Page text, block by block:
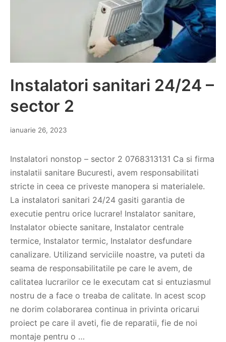
Instalatori sanitari 24/24 –
sector 2
ianuarie 26, 2023
Instalatori nonstop – sector 2 0768313131 Ca si firma
instalatii sanitare Bucuresti, avem responsabilitati
stricte in ceea ce priveste manopera si materialele.
La instalatori sanitari 24/24 gasiti garantia de
executie pentru orice lucrare! Instalator sanitare,
Instalator obiecte sanitare, Instalator centrale
termice, Instalator termic, Instalator desfundare
canalizare. Utilizand serviciile noastre, va puteti da
seama de responsabilitatile pe care le avem, de
calitatea lucrarilor ce le executam cat si entuziasmul
nostru de a face o treaba de calitate. In acest scop
ne dorim colaborarea continua in privinta oricarui
proiect pe care il aveti, fie de reparatii, fie de noi
montaje pentru o …